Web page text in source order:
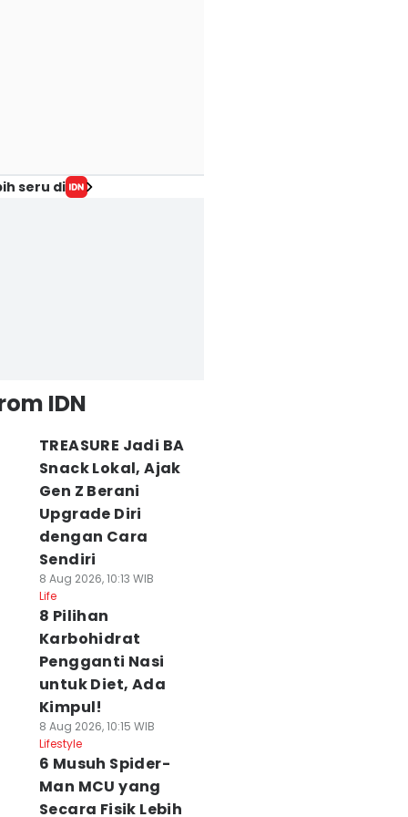
seru di
IDN
TREASURE Jadi BA
Snack Lokal, Ajak
Gen Z Berani
Upgrade Diri
dengan Cara
Sendiri
8 Aug 2026, 10:13 WIB
Life
8 Pilihan
Karbohidrat
Pengganti Nasi
untuk Diet, Ada
Kimpul!
8 Aug 2026, 10:15 WIB
Lifestyle
6 Musuh Spider-
Man MCU yang
Secara Fisik Lebih